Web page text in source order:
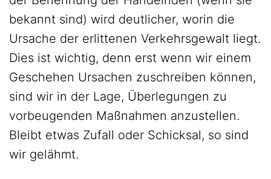
bekannt sind) wird deutlicher, worin die
Ursache der erlittenen Verkehrsgewalt liegt.
Dies ist wichtig, denn erst wenn wir einem
Geschehen Ursachen zuschreiben können,
sind wir in der Lage, Überlegungen zu
vorbeugenden Maßnahmen anzustellen.
Bleibt etwas Zufall oder Schicksal, so sind
wir gelähmt.